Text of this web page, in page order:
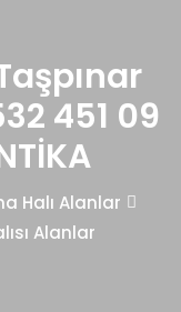
451 09
Halı Alanlar
Alanlar